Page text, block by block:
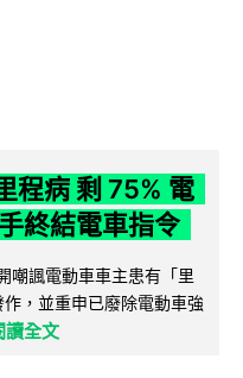
程病 剩 75% 電
終結電車指令
嘲諷電動車車主患有「里
，並重申已廢除電動車強
讀全文